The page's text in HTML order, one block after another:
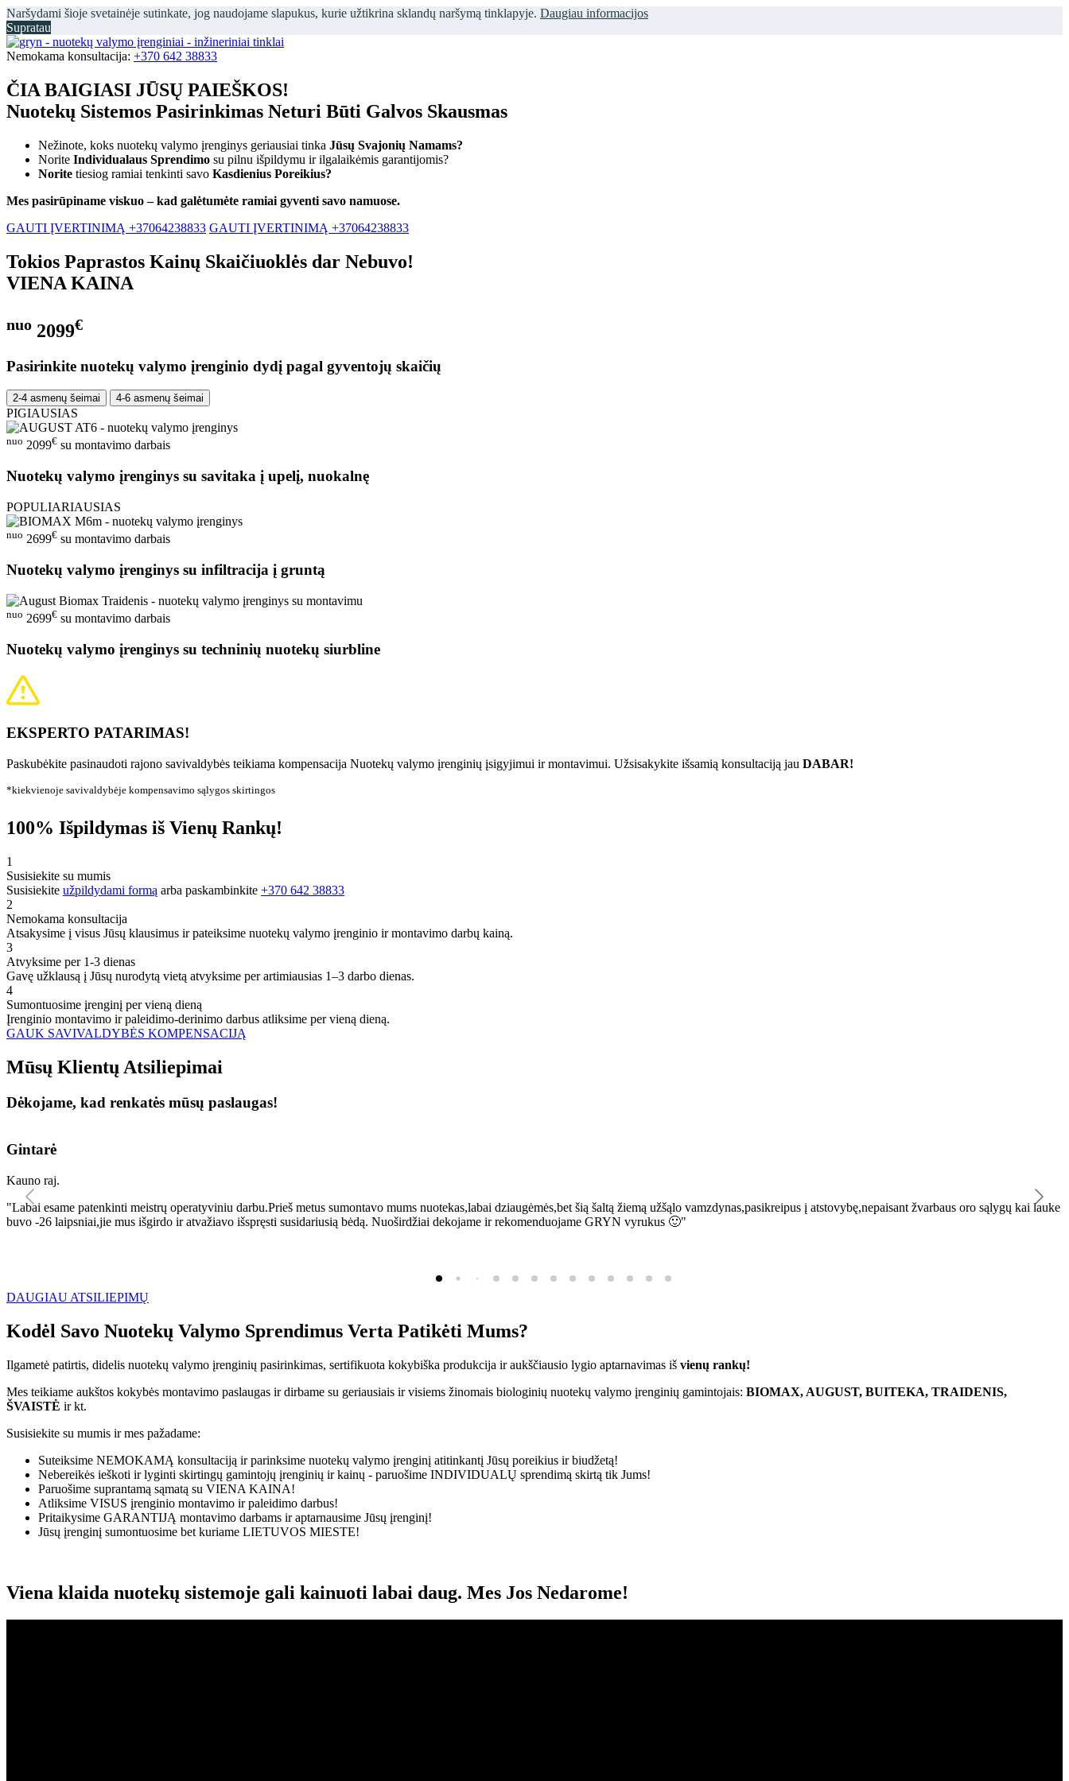
Naršydami šioje svetainėje sutinkate, jog naudojame slapukus, kurie užtikrina sklandų naršymą tinklapyje. Daugiau informacijos
Supratau
Nemokama konsultacija: +370 642 38833
ČIA BAIGIASI JŪSŲ PAIEŠKOS!
Nuotekų Sistemos Pasirinkimas Neturi Būti Galvos Skausmas
Nežinote, koks nuotekų valymo įrenginys geriausiai tinka Jūsų Svajonių Namams?
Norite Individualaus Sprendimo su pilnu išpildymu ir ilgalaikėmis garantijomis?
Norite tiesiog ramiai tenkinti savo Kasdienius Poreikius?
Mes pasirūpiname viskuo – kad galėtumėte ramiai gyventi savo namuose.
GAUTI ĮVERTINIMĄ +37064238833 GAUTI ĮVERTINIMĄ +37064238833
Tokios Paprastos Kainų Skaičiuoklės dar Nebuvo!
VIENA KAINA
nuo 2099€
Pasirinkite nuotekų valymo įrenginio dydį pagal gyventojų skaičių
2-4 asmenų šeimai 4-6 asmenų šeimai
PIGIAUSIAS
nuo 2099€ su montavimo darbais
Nuotekų valymo įrenginys su savitaka į upelį, nuokalnę
POPULIARIAUSIAS
nuo 2699€ su montavimo darbais
Nuotekų valymo įrenginys su infiltracija į gruntą
nuo 2699€ su montavimo darbais
Nuotekų valymo įrenginys su techninių nuotekų siurbline
EKSPERTO PATARIMAS!
Paskubėkite pasinaudoti rajono savivaldybės teikiama kompensacija Nuotekų valymo įrenginių įsigyjimui ir montavimui. Užsisakykite išsamią konsultaciją jau DABAR!
*kiekvienoje savivaldybėje kompensavimo sąlygos skirtingos
100% Išpildymas iš Vienų Rankų!
1
Susisiekite su mumis
Susisiekite užpildydami formą arba paskambinkite +370 642 38833
2
Nemokama konsultacija
Atsakysime į visus Jūsų klausimus ir pateiksime nuotekų valymo įrenginio ir montavimo darbų kainą.
3
Atvyksime per 1-3 dienas
Gavę užklausą į Jūsų nurodytą vietą atvyksime per artimiausias 1–3 darbo dienas.
4
Sumontuosime įrenginį per vieną dieną
Įrenginio montavimo ir paleidimo-derinimo darbus atliksime per vieną dieną.
GAUK SAVIVALDYBĖS KOMPENSACIJĄ
Mūsų Klientų Atsiliepimai
Dėkojame, kad renkatės mūsų paslaugas!
Gintarė
Kauno raj.
"Labai esame patenkinti meistrų operatyviniu darbu.Prieš metus sumontavo mums nuotekas,labai dziaugėmės,bet šią šaltą žiemą užšąlo vamzdynas,pasikreipus į atstovybę,nepaisant žvarbaus oro sąlygų kai lauke
buvo -26 laipsniai,jie mus išgirdo ir atvažiavo išspręsti susidariusią bėdą. Nuoširdžiai dekojame ir rekomenduojame GRYN vyrukus 🙂"
DAUGIAU ATSILIEPIMŲ
Kodėl Savo Nuotekų Valymo Sprendimus Verta Patikėti Mums?
Ilgametė patirtis, didelis nuotekų valymo įrenginių pasirinkimas, sertifikuota kokybiška produkcija ir aukščiausio lygio aptarnavimas iš vienų rankų!
Mes teikiame aukštos kokybės montavimo paslaugas ir dirbame su geriausiais ir visiems žinomais biologinių nuotekų valymo įrenginių gamintojais: BIOMAX, AUGUST, BUITEKA, TRAIDENIS,
ŠVAISTĖ ir kt.
Susisiekite su mumis ir mes pažadame:
Suteiksime NEMOKAMĄ konsultaciją ir parinksime nuotekų valymo įrenginį atitinkantį Jūsų poreikius ir biudžetą!
Nebereikės ieškoti ir lyginti skirtingų gamintojų įrenginių ir kainų - paruošime INDIVIDUALŲ sprendimą skirtą tik Jums!
Paruošime suprantamą sąmatą su VIENA KAINA!
Atliksime VISUS įrenginio montavimo ir paleidimo darbus!
Pritaikysime GARANTIJĄ montavimo darbams ir aptarnausime Jūsų įrenginį!
Jūsų įrenginį sumontuosime bet kuriame LIETUVOS MIESTE!
Viena klaida nuotekų sistemoje gali kainuoti labai daug. Mes Jos Nedarome!